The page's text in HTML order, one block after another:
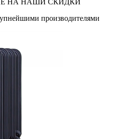
НА НАШИ СКИДКИ
производителями